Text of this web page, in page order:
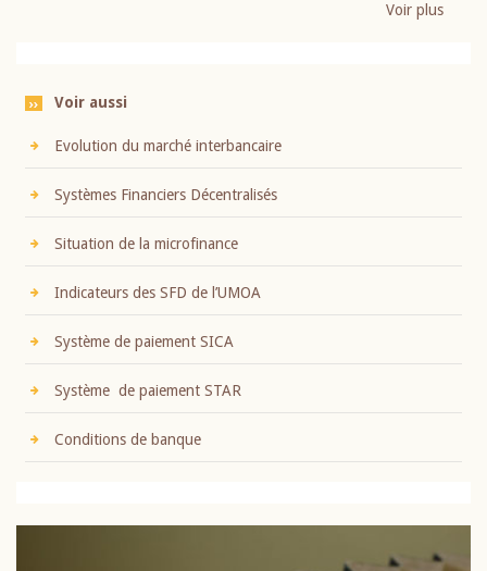
Voir plus
Voir aussi
Evolution du marché interbancaire
Systèmes Financiers Décentralisés
Situation de la microfinance
Indicateurs des SFD de l’UMOA
Système de paiement SICA
Système de paiement STAR
Conditions de banque